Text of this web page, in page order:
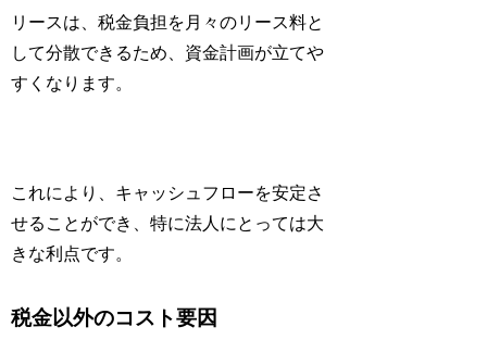
リースは、税金負担を月々のリース料と
して分散できるため、資金計画が立てや
すくなります。
これにより、キャッシュフローを安定さ
せることができ、特に法人にとっては大
きな利点です。
税金以外のコスト要因